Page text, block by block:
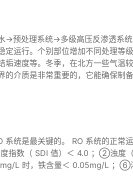
→预处理系统→多级高压反渗透系
定运行。个别部位增加不同处理
垢速度等。冬季，在北方一些气温
的介质是非常重要的，它能确保制
系统是最关键的。 RO 系统的正常
指数（ SDI 值）＜ 4.0 ；②浊度
L 时，铁含量＜ 0.05mg/L ；⑥